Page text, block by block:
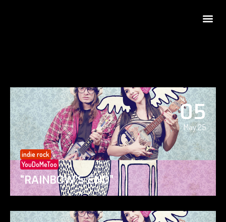
05
May 25
indie rock
YouDoMeToo
“RAINBOW’S END”